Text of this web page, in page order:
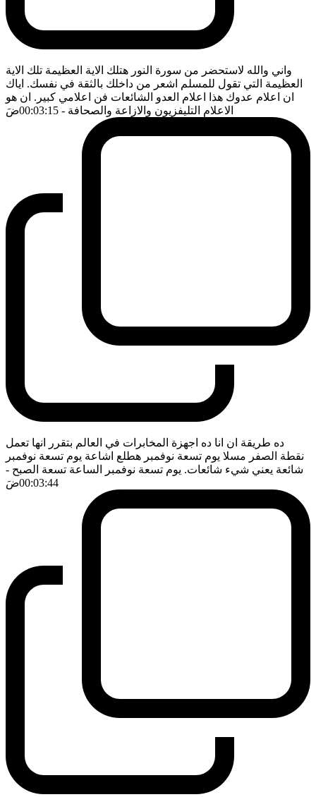
واني والله لاستحضر من سورة النور هتلك الاية العظيمة تلك الاية
العظيمة التي تقول للمسلم اشعر من داخلك بالثقة في نفسك. اياك
ان اعلام عدوك هذا اعلام العدو الشائعات فن اعلامي كبير. ان هو
الاعلام التليفزيون والازاعة والصحافة - 00:03:15 ضَ
ده طريقة ان انا ده اجهزة المخابرات في العالم بتقرر انها تعمل
نقطة الصفر مسلا يوم تسعة نوفمبر هطلع اشاعة يوم تسعة نوفمبر
شائعة يعني شيء شائعات. يوم تسعة نوفمبر الساعة تسعة الصبح -
00:03:44ضَ